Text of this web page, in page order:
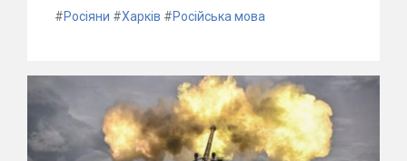
#Росіяни #Харків #Російська мова